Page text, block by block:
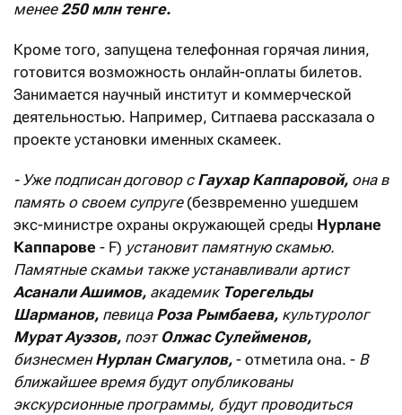
менее250 млн тенге.
Кроме того, запущена телефонная горячая линия,
готовится возможность онлайн-оплаты билетов.
Занимается научный институт и коммерческой
деятельностью. Например, Ситпаева рассказала о
проекте установки именных скамеек.
- Уже подписан договор с Гаухар Каппаровой, она в
память о своем супруге (безвременно ушедшем
экс-министре охраны окружающей среды Нурлане
Каппарове - F) установит памятную скамью.
Памятные скамьи также устанавливали артист
Асанали Ашимов, академик Торегельды
Шарманов, певица Роза Рымбаева, культуролог
Мурат Ауэзов, поэт Олжас Сулейменов,
бизнесменНурлан Смагулов, - отметила она. - В
ближайшее время будут опубликованы
экскурсионные программы, будут проводиться